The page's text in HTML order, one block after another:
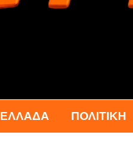
ΕΛΛΑΔΑ ΠΟΛΙΤΙΚΗ